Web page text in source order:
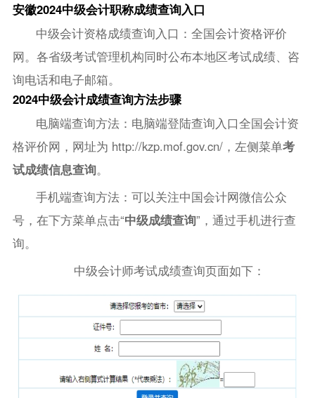
安徽2024中级会计职称成绩查询入口
中级会计资格成绩查询入口：全国会计资格评价
网。各省级考试管理机构同时公布本地区考试成绩、咨
询电话和电子邮箱。
2024中级会计成绩查询方法步骤
电脑端查询方法：电脑端登陆查询入口全国会计资
格评价网，网址为 http://kzp.mof.gov.cn/，左侧菜单考
试成绩信息查询。
手机端查询方法：可以关注中国会计网微信公众
号，在下方菜单点击“中级成绩查询”，通过手机进行查
询。
中级会计师考试成绩查询页面如下：